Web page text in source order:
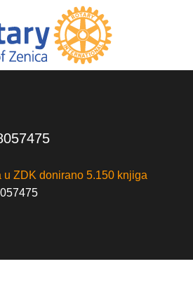
ZDK donirano 5.150 knjiga